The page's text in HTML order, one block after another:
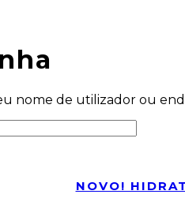
nome de utilizador ou
NOVO!